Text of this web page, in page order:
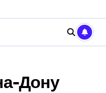
Дону